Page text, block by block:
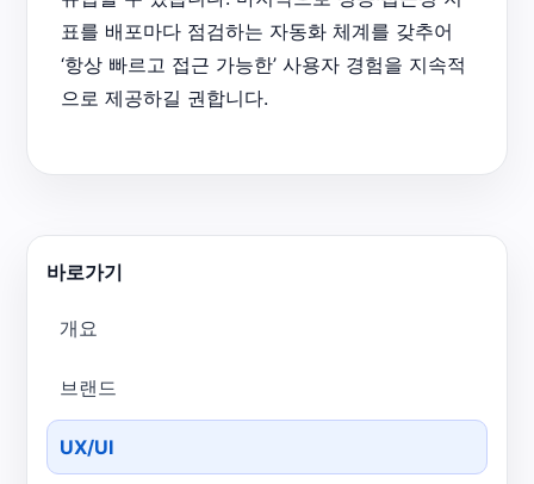
표를 배포마다 점검하는 자동화 체계를 갖추어
‘항상 빠르고 접근 가능한’ 사용자 경험을 지속적
으로 제공하길 권합니다.
바로가기
개요
브랜드
UX/UI